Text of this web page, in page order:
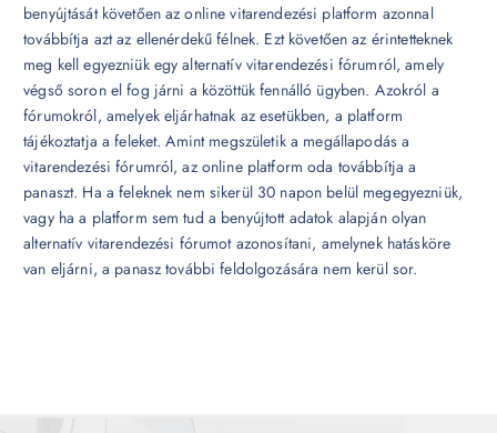
benyújtását követően az online vitarendezési platform azonnal
továbbítja azt az ellenérdekű félnek. Ezt követően az érintetteknek
meg kell egyezniük egy alternatív vitarendezési fórumról, amely
végső soron el fog járni a közöttük fennálló ügyben. Azokról a
fórumokról, amelyek eljárhatnak az esetükben, a platform
tájékoztatja a feleket. Amint megszületik a megállapodás a
vitarendezési fórumról, az online platform oda továbbítja a
panaszt. Ha a feleknek nem sikerül 30 napon belül megegyezniük,
vagy ha a platform sem tud a benyújtott adatok alapján olyan
alternatív vitarendezési fórumot azonosítani, amelynek hatásköre
van eljárni, a panasz további feldolgozására nem kerül sor.